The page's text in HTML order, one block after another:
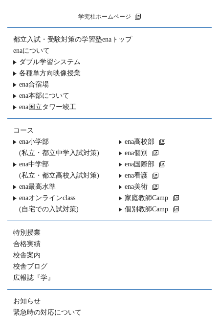
学究社ホームページ
都立入試・受験対策の学習塾enaトップ
enaについて
ダブル学習システム
各種単方向映像授業
ena合宿場
ena本部について
ena国立タワー竣工
コース
ena小学部
(私立・都立中学入試対策)
ena中学部
(私立・都立高校入試対策)
ena最高水準
enaオンラインclass
(自宅での入試対策)
ena高校部
ena個別
ena国際部
ena看護
ena美術
家庭教師Camp
個別教師Camp
特別授業
合格実績
校舎案内
校舎ブログ
広報誌『学』
お知らせ
緊急時の対応について